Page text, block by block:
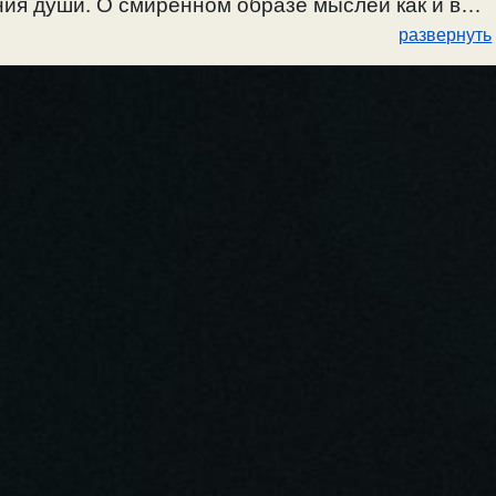
души. О смиренном образе мыслей как и во
воспитании добродетельных чувств и мыслей
в процессе борьбы со страстями. О
развернуть